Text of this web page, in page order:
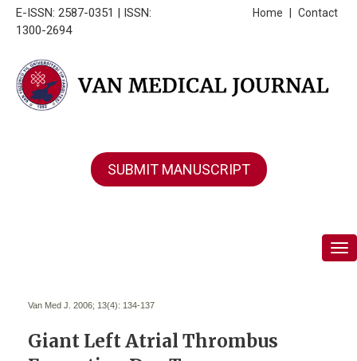
E-ISSN: 2587-0351 | ISSN:
1300-2694
Contact
Home
SUBMIT MANUSCRIPT
Van Med J. 2006; 13(4): 134-137
Giant Left Atrial Thrombus